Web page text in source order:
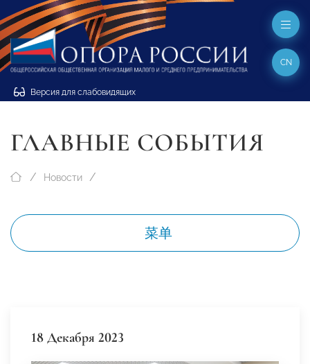
Версия для слабовидящих
CN
ГЛАВНЫЕ СОБЫТИЯ
Новости
菜单
18 Декабря 2023